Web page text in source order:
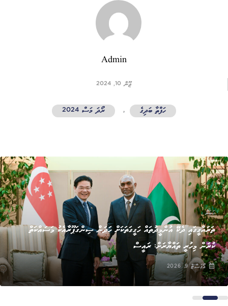
Admin
ޖޫން 10, 2024
ހަފްތާ ބަދިގެ , ރޯދަ މަސް 2024
ޚަބަރު
ތަރައްގީގައި ދެކޭ އުންމީދުތައް ހަގީގަތަކަށް ހަދަން ސިންގަޕޫރާއެކު މަސައްކަތް
ކުރަން މިހުރީ ތައްޔާރަށް: ރައީސް
އޯގަސްޓް 9, 2026